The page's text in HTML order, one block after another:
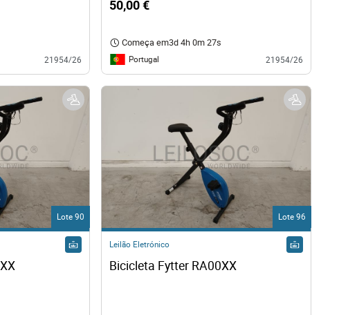
21954/26
50,00 €
Começa em3d 4h 0m 26s
Portugal 21954/26
Lote 90 Lote 96
Leilão Eletrónico